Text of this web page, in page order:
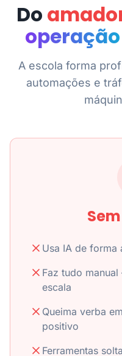
Do
A escola forma
automações e
Usa IA de forma
Faz tudo
escala
Queima verba
positivo
Ferramentas